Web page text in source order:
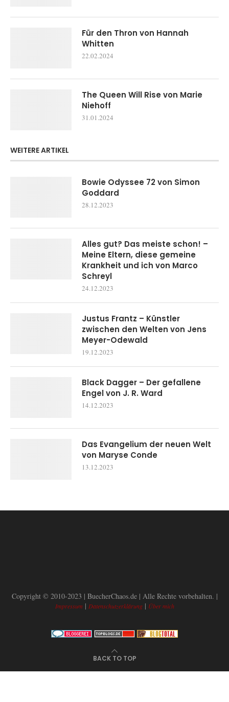
Für den Thron von Hannah
Whitten
22.02.2024
The Queen Will Rise von Marie
Niehoff
31.01.2024
WEITERE ARTIKEL
Bowie Odyssee 72 von Simon
Goddard
28.12.2023
Alles gut? Das meiste schon! –
Meine Eltern, diese gemeine
Krankheit und ich von Marco
Schreyl
24.12.2023
Justus Frantz – Künstler
zwischen den Welten von Jens
Meyer-Odewald
19.12.2023
Black Dagger – Der gefallene
Engel von J. R. Ward
14.12.2023
Das Evangelium der neuen Welt
von Maryse Conde
13.12.2023
Copyright © 2010-2023 | BuecherChaos.de | Alle Rechte vorbehalten. |
Impressum | Datenschutzerklärung| Über mich
BACK TO TOP